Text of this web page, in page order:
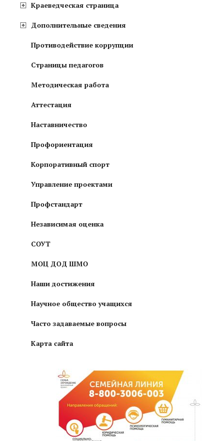
Краеведческая страница
Дополнительные сведения
Противодействие коррупции
Страницы педагогов
Методическая работа
Аттестация
Наставничество
Профориентация
Корпоративный спорт
Управление проектами
Профстандарт
Независимая оценка
СОУТ
МОЦ ДОД ШМО
Наши достижения
Научное общество учащихся
Часто задаваемые вопросы
Карта сайта